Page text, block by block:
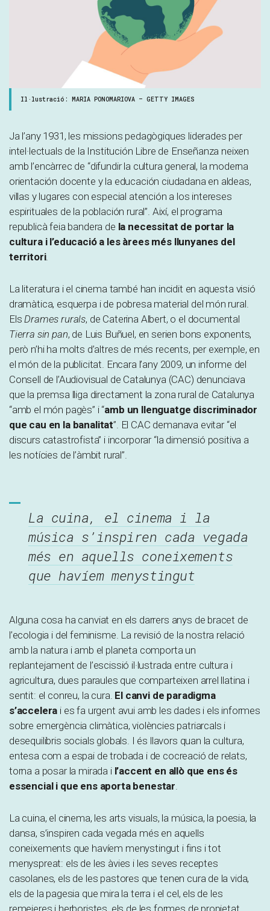
Il·lustració: MARIA PONOMARIOVA – GETTY IMAGES
Ja l’any 1931, les missions pedagògiques liderades per
intel·lectuals de la Institución Libre de Enseñanza neixen
amb l’encàrrec de “difundir la cultura general, la moderna
orientación docente y la educación ciudadana en aldeas,
villas y lugares con especial atención a los intereses
espirituales de la población rural”. Així, el programa
republicà feia bandera de la necessitat de portar la
cultura i l’educació a les àrees més llunyanes del
territori.
La literatura i el cinema també han incidit en aquesta visió
dramàtica, esquerpa i de pobresa material del món rural.
ElsDrames rurals, de Caterina Albert, o el documental
Tierra sin pan, de Luis Buñuel, en serien bons exponents,
però n’hi ha molts d’altres de més recents, per exemple, en
el món de la publicitat. Encara l’any 2009, un informe del
Consell de l’Audiovisual de Catalunya (CAC) denunciava
que la premsa lliga directament la zona rural de Catalunya
“amb el món pagès” i “amb un llenguatge discriminador
que cau en la banalitat”. El CAC demanava evitar “el
discurs catastrofista” i incorporar “la dimensió positiva a
les notícies de l’àmbit rural”.
La cuina, el cinema i la
música s’inspiren cada vegada
més en aquells coneixements
que havíem menystingut
Alguna cosa ha canviat en els darrers anys de bracet de
l’ecologia i del feminisme. La revisió de la nostra relació
amb la natura i amb el planeta comporta un
replantejament de l’escissió il·lustrada entre cultura i
agricultura, dues paraules que comparteixen arrel llatina i
sentit: el conreu, la cura. El canvi de paradigma
s’accelera i es fa urgent avui amb les dades i els informes
sobre emergència climàtica, violències patriarcals i
desequilibris socials globals. I és llavors quan la cultura,
entesa com a espai de trobada i de cocreació de relats,
torna a posar la mirada i l’accent en allò que ens és
essencial i que ens aporta benestar.
La cuina, el cinema, les arts visuals, la música, la poesia, la
dansa, s’inspiren cada vegada més en aquells
coneixements que havíem menystingut i fins i tot
menyspreat: els de les àvies i les seves receptes
casolanes, els de les pastores que tenen cura de la vida,
els de la pagesia que mira la terra i el cel, els de les